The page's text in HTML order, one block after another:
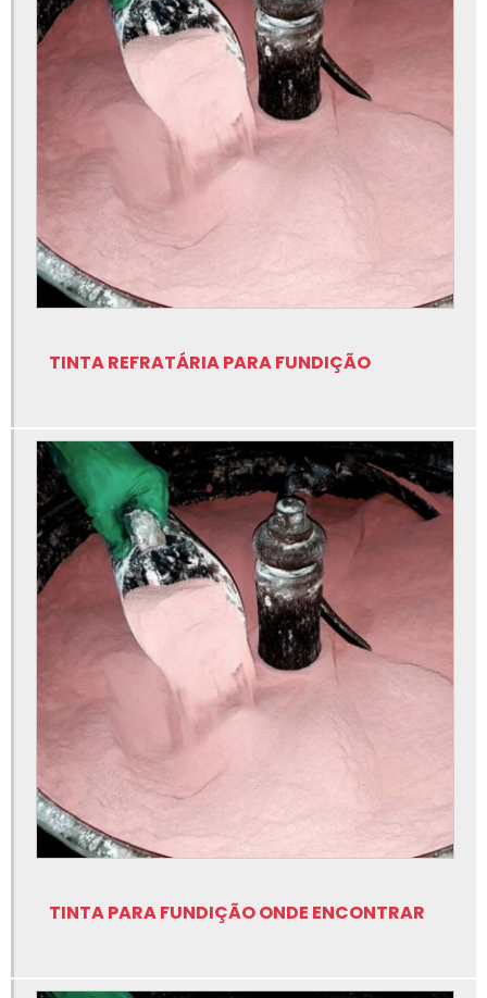
Fábrica de insumos para fundição
Fábrica de isolação para fundição
Fábrica de lubrificantes para fundição
Fábrica de nitreto de boro para fundição
Fábrica de nitreto de silício para fundição
Fábrica de rotor de grafite para fundição
Fabricante cerâmicas especiais para fundição
Fabricante de controle de nível para metal líquido
Fabricante de eixo de grafite para fundição
Fabricante de nitreto de silício para fundição
Fabricante de peças em grafite para fundição
Fabricante de sílica fundida
Fabricante de tinta para fundição
Filtro cerâmica para fundição
Fluxo escorificante para alumínio
Fluxo escorificante para fundição
Fluxo granulado para fundição
Fluxo modificador para fundição
Fornecedor de insumos para fundição
TINTA REFRATÁRIA PARA FUNDIÇÃO
TINTA PARA FUNDIÇÃO ONDE ENCONTRAR